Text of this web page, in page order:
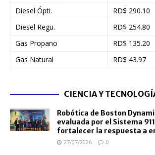
Diesel Ópti.
RD$ 290.10
Diesel Regu.
RD$ 254.80
Gas Propano
RD$ 135.20
Gas Natural
RD$ 43.97
CIENCIA Y
Robótica de Boston
evaluada por el Sistema
fortalecer la respuesta a
27/07/2026 0